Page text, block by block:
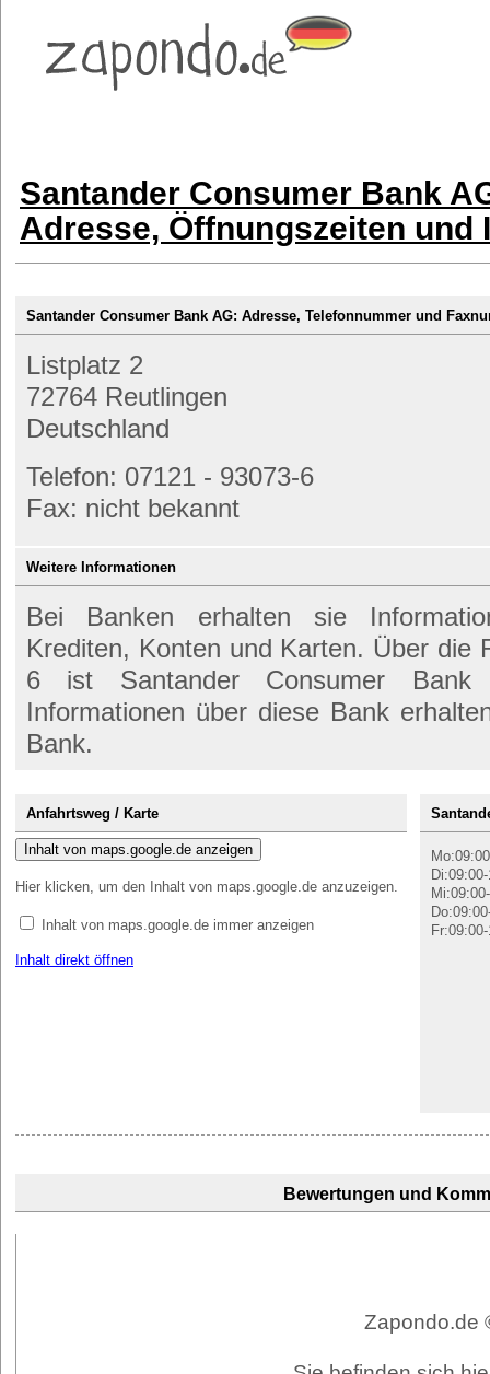
Santander Consumer Bank
Adresse, Öffnungszeiten und
Santander Consumer Bank AG: Adresse, Telefonnummer und
Listplatz 2
72764 Reutlingen
Deutschland
Telefon: 07121 - 93073-6
Fax: nicht bekannt
Weitere Informationen
Bei Banken erhalten sie
Krediten, Konten und Karten. Über die
6 ist Santander Consumer Bank
Informationen über diese Bank
Bank.
Anfahrtsweg / Karte
Inhalt von maps.google.de anzeigen
Hier klicken, um den Inhalt von maps.google.de anzuzeigen.
Inhalt von maps.google.de immer anzeigen
Inhalt direkt öffnen
Bewertungen und
Zapondo.de